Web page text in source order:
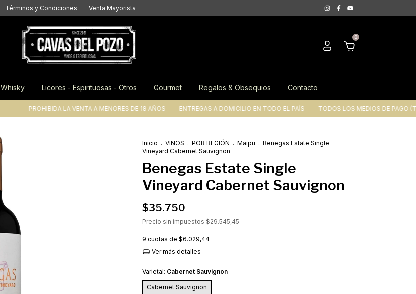
Términos y Condiciones Venta Mayorista
0
Whisky Licores - Espirituosas - Otros Gourmet Regalos & Obsequios Contacto
PROHIBIDA LA VENTA A MENORES DE 18 AÑOS ENTREGAS A DOMICILIO EN TODO EL PAÍS TODOS LOS MEDIOS DE PAGO
Inicio . VINOS . POR REGIÓN . Maipu . Benegas Estate Single
Vineyard Cabernet Sauvignon
Benegas Estate Single
Vineyard Cabernet Sauvignon
$35.750
Precio sin impuestos $29.545,45
9 cuotas de $6.029,44
Ver más detalles
Varietal: Cabernet Sauvignon
Cabernet Sauvignon